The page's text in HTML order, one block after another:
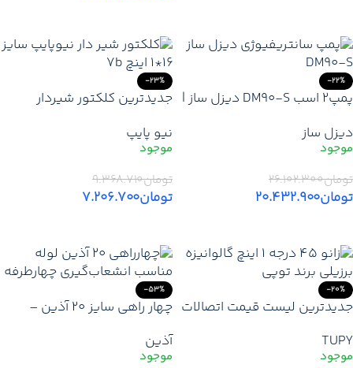
-22%
پمپ2 اسب DM90-S دیزل ساز |
75 متر
دیزل ساز
تومان۲۶.۱۰۲.۳۰۰
تومان۲۰.۴۳۲.۹۰۰
-23%
جدیدترین کلکتور شیردار
| قیمت خرید کلکتور نیوپایپ +
نمایندگی تهران کرج دماوند
نیو پایپ
تومان۹.۳۶۸.۷۱۰
تومان۷.۲۰۶.۷۰۰
-20%
جدیدترین لیست قیمت اتصالات
گالوانیزه برزیلی برند توپی |
TUPY
-53%
چهار راهی سایز 20 آذین –
پروژه‌های ساختمانی
آذین